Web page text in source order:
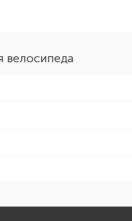
велосипеда